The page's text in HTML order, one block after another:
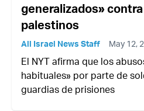
generalizados»
palestinos
All Israel News Staff May 12,
El NYT afirma que los
habituales» por parte de
guardias de prisiones